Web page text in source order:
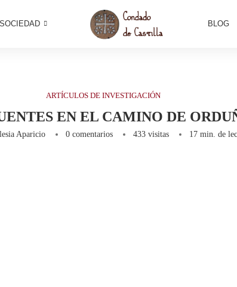
BLOG
ARTÍCULOS DE INVESTIGACIÓN
EN EL CAMINO DE
Aparicio 0 comentarios 433visitas 17 min. de